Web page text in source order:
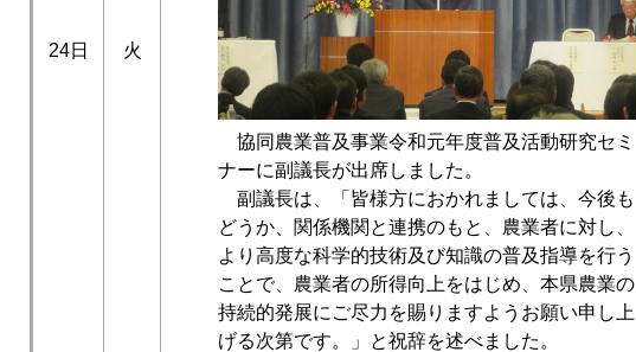
24日 火
協同農業普及事業令和元年度普及活動研究セミ
ナーに副議長が出席しました。
副議長は、「皆様方におかれましては、今後も
どうか、関係機関と連携のもと、農業者に対し、
より高度な科学的技術及び知識の普及指導を行う
ことで、農業者の所得向上をはじめ、本県農業の
持続的発展にご尽力を賜りますようお願い申し上
げる次第です。」と祝辞を述べました。